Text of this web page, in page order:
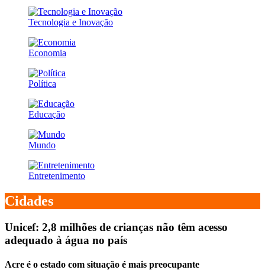
Tecnologia e Inovação
Economia
Política
Educação
Mundo
Entretenimento
Cidades
Unicef: 2,8 milhões de crianças não têm acesso
adequado à água no país
Acre é o estado com situação é mais preocupante